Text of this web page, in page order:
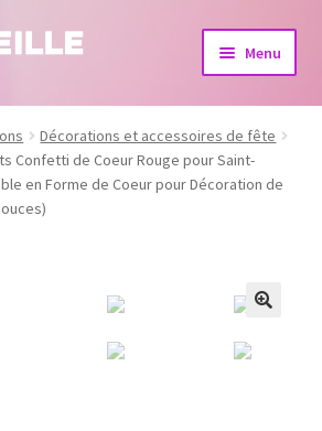
Menu
Décorations et accessoires de fête
Confetti de Coeur Rouge pour Saint-
en Forme de Coeur pour Décoration de